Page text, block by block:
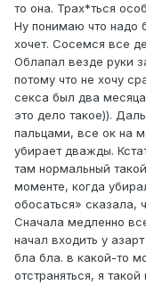
то она. Трах*ться
Ну понимаю что надо
хочет. Сосемся все
Облапал везде руки
потому что не хочу
секса был два
это дело такое)).
пальцами, все ок на
убирает дважды.
там нормальный
моменте, когда
обосаться» сказала,
Сначала медленно
начал входить у
бла бла. в какой-то
отстраняться, я